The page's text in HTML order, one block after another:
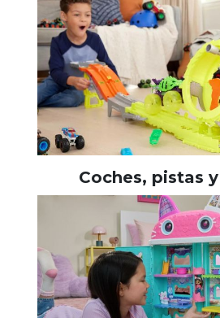
Coches, pistas